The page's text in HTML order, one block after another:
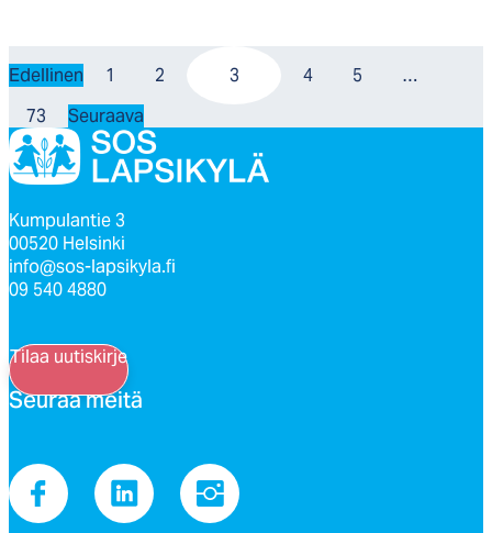
Edellinen 1 2 3 4 5
…
73
Seuraava
Kumpulantie 3
00520 Helsinki
info@sos-lapsikyla.fi
09 540 4880
Tilaa uutiskirje
Seu­raa mei­tä